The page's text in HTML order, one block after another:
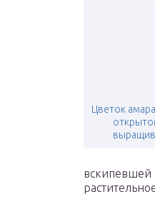
Цветок
вскипевшей